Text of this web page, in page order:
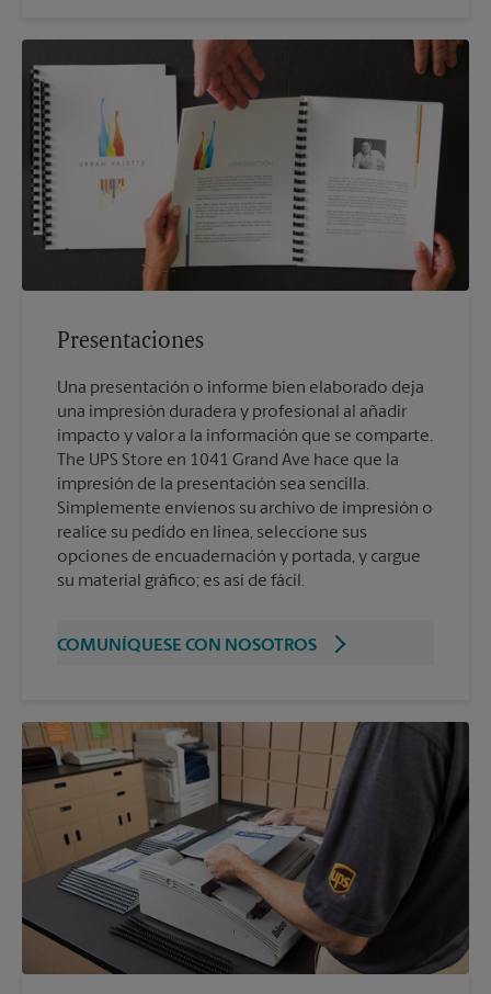
Presentaciones
Una presentación o informe bien elaborado deja
una impresión duradera y profesional al añadir
impacto y valor a la información que se comparte.
The UPS Store en 1041 Grand Ave hace que la
impresión de la presentación sea sencilla.
Simplemente envíenos su archivo de impresión o
realice su pedido en línea, seleccione sus
opciones de encuadernación y portada, y cargue
su material gráfico; es así de fácil.
COMUNÍQUESE CON NOSOTROS